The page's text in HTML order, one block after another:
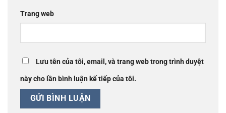
Trang web
Lưu tên của tôi, email, và trang web trong trình duyệt
này cho lần bình luận kế tiếp của tôi.